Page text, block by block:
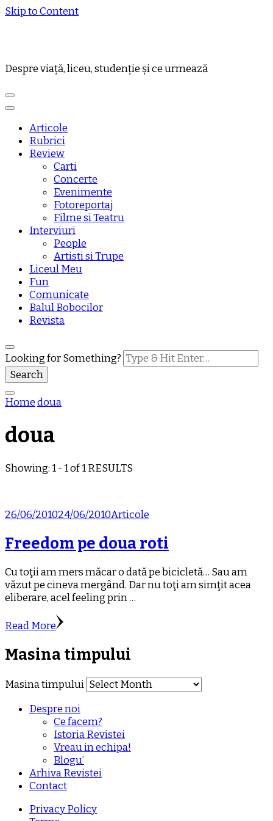
Skip to Content
Despre viață, liceu, studenție și ce urmează
Articole
Rubrici
Review
Carti
Concerte
Evenimente
Fotoreportaj
Filme si Teatru
Interviuri
People
Artisti si Trupe
Liceul Meu
Fun
Comunicate
Balul Bobocilor
Revista
Looking for Something?
Homedoua
doua
Showing: 1 - 1 of 1 RESULTS
26/06/201024/06/2010Articole
Freedom pe doua roti
Cu toţii am mers măcar o dată pe bicicletă… Sau am
văzut pe cineva mergând. Dar nu toţi am simţit acea
eliberare, acel feeling prin …
Read More
Masina timpului
Masina timpului
Despre noi
Ce facem?
Istoria Revistei
Vreau in echipa!
Blogu’
Arhiva Revistei
Contact
Privacy Policy